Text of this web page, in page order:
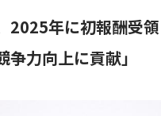
2025年に初報酬受領
争力向上に貢献」